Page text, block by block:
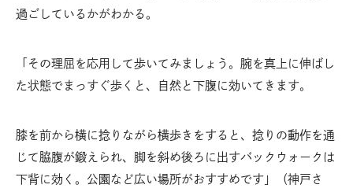
過ごしているかがわかる。
「その理屈を応用して歩いてみましょう。腕を真上に伸ばし
た状態でまっすぐ歩くと、自然と下腹に効いてきます。
膝を前から横に捻りながら横歩きをすると、捻りの動作を通
じて脇腹が鍛えられ、脚を斜め後ろに出すバックウォークは
下背に効く。公園など広い場所がおすすめです」（神戸さ